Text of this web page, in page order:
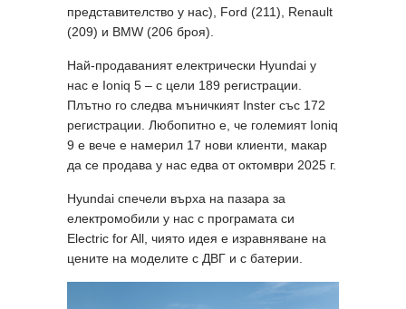
представителство у нас), Ford (211), Renault
(209) и BMW (206 броя).
Най-продаваният електрически Hyundai у
нас е Ioniq 5 – с цели 189 регистрации.
Плътно го следва мъничкият Inster със 172
регистрации. Любопитно е, че големият Ioniq
9 е вече е намерил 17 нови клиенти, макар
да се продава у нас едва от октомври 2025 г.
Hyundai спечели върха на пазара за
електромобили у нас с програмата си
Electric for All, чиято идея е изравняване на
цените на моделите с ДВГ и с батерии.